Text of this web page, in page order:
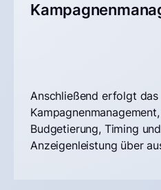
Anschließend erfolgt das
Budgetierung, Timing
Anzeigenleistung über